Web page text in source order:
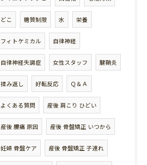
どこ 糖質制限 水 栄養
フィトケミカル 自律神経
自律神経失調症 女性スタッフ 腱鞘炎
揉み返し 好転反応 Ｑ＆Ａ
よくある質問 産後 肩こり ひどい
産後 腰痛 原因 産後 骨盤矯正 いつから
妊婦 骨盤ケア 産後 骨盤矯正 子連れ